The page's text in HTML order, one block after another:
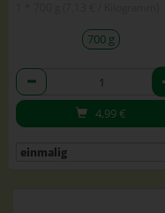
700 g
Anzahl
4,99€